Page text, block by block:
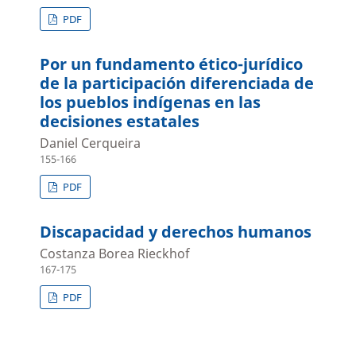
PDF
Por un fundamento ético-jurídico
de la participación diferenciada de
los pueblos indígenas en las
decisiones estatales
Daniel Cerqueira
155-166
PDF
Discapacidad y derechos humanos
Costanza Borea Rieckhof
167-175
PDF